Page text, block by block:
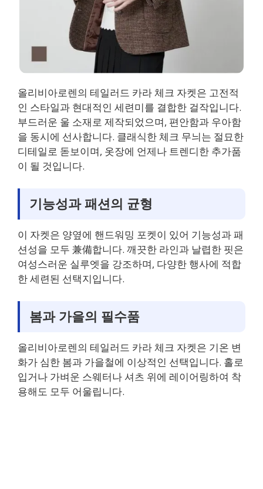
올리비아로렌의 테일러드 카라 체크 자켓은 고전적
인 스타일과 현대적인 세련미를 결합한 걸작입니다.
부드러운 울 소재로 제작되었으며, 편안함과 우아함
을 동시에 선사합니다. 클래식한 체크 무늬는 절묘한
디테일로 돋보이며, 옷장에 언제나 트렌디한 추가품
이 될 것입니다.
기능성과 패션의 균형
이 자켓은 양옆에 핸드워밍 포켓이 있어 기능성과 패
션성을 모두 兼備합니다. 깨끗한 라인과 날렵한 핏은
여성스러운 실루엣을 강조하며, 다양한 행사에 적합
한 세련된 선택지입니다.
봄과 가을의 필수품
올리비아로렌의 테일러드 카라 체크 자켓은 기온 변
화가 심한 봄과 가을철에 이상적인 선택입니다. 홀로
입거나 가벼운 스웨터나 셔츠 위에 레이어링하여 착
용해도 모두 어울립니다.